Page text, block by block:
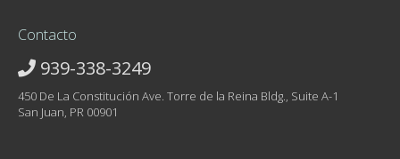
Contacto
939-338-3249
450 De La Constitución Ave. Torre de la Reina Bldg., Suite A-1
San Juan, PR 00901